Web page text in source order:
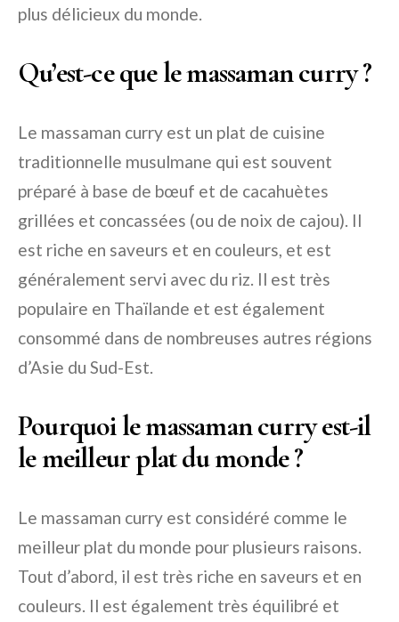
plus délicieux du monde.
Qu’est-ce que le massaman curry ?
Le massaman curry est un plat de cuisine
traditionnelle musulmane qui est souvent
préparé à base de bœuf et de cacahuètes
grillées et concassées (ou de noix de cajou). Il
est riche en saveurs et en couleurs, et est
généralement servi avec du riz. Il est très
populaire en Thaïlande et est également
consommé dans de nombreuses autres régions
d’Asie du Sud-Est.
Pourquoi le massaman curry est-il
le meilleur plat du monde ?
Le massaman curry est considéré comme le
meilleur plat du monde pour plusieurs raisons.
Tout d’abord, il est très riche en saveurs et en
couleurs. Il est également très équilibré et